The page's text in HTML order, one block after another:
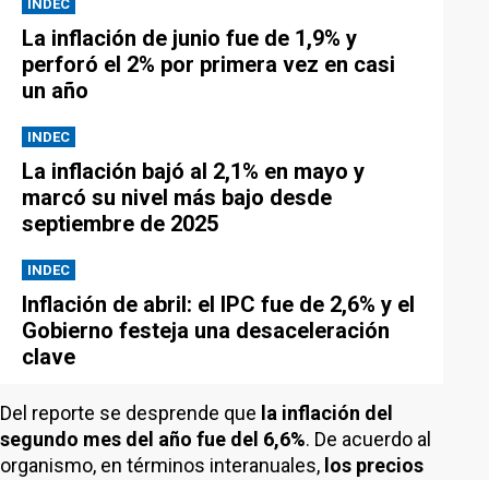
INDEC
La inflación de junio fue de 1,9% y
perforó el 2% por primera vez en casi
un año
INDEC
La inflación bajó al 2,1% en mayo y
marcó su nivel más bajo desde
septiembre de 2025
INDEC
Inflación de abril: el IPC fue de 2,6% y el
Gobierno festeja una desaceleración
clave
Del reporte se desprende que la inflación del
segundo mes del año fue del 6,6%. De acuerdo al
organismo, en términos interanuales, los precios